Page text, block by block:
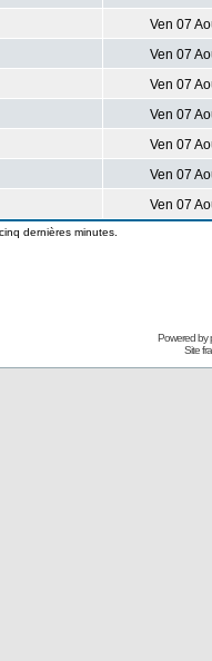
Ven 07
Ven 07
Ven 07
Ven 07
Ven 07
Ven 07
Ven 07
dernières minutes.
Powered by
Site